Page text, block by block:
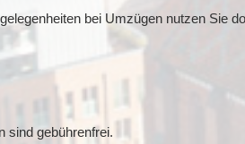
bei Umzügen nutzen Sie
sind gebührenfrei.